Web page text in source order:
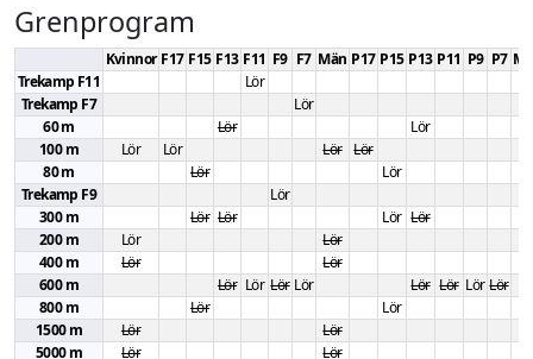
Grenprogram
Kvinnor F17 F15 F13 F11 F9 F7 Män P17 P15 P13 P11 P9 P7
Trekamp F11
Lör
Trekamp F7
Lör
60 m
Lör
Lör
100 m
Lör Lör Lör Lör
80 m
Lör
Lör
Trekamp F9
Lör
300 m
Lör Lör Lör Lör
200 m
Lör
Lör
400 m
Lör
Lör
600 m
Lör Lör Lör Lör Lör Lör Lör Lör
800 m
Lör
Lör
1500 m
Lör
Lör
5000 m
Lör
Lör